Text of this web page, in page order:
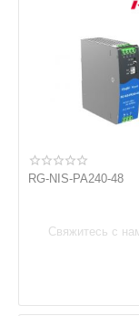
RG-NIS-PA240-48
Свяжитесь с